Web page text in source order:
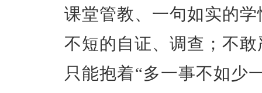
课堂管教、一句如实的
不短的自证、调查；不
只能抱着“多一事不如少